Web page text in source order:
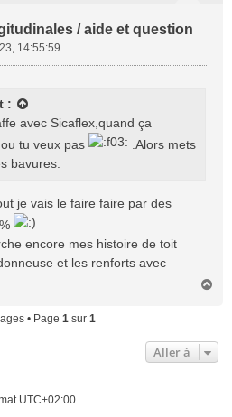
/ aide et question
14:55:59
:
avec Sicaflex,quand ça
tu veux pas
.Alors mets
bavures.
je vais le faire faire par des
encore mes histoire de toit
et les renforts avec
• Page 1 sur 1
Aller à
UTC+02:00